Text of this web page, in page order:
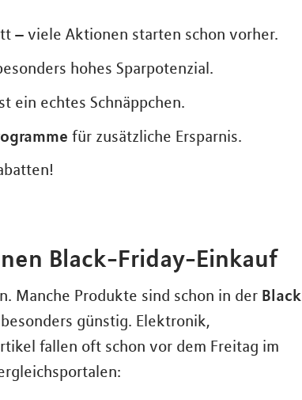
– viele Aktionen starten schon vorher.
hohes Sparpotenzial.
ein echtes Schnäppchen.
für zusätzliche Ersparnis.
Black-Friday-Einkauf
Manche Produkte sind schon in der Black
besonders günstig. Elektronik,
fallen oft schon vor dem Freitag im